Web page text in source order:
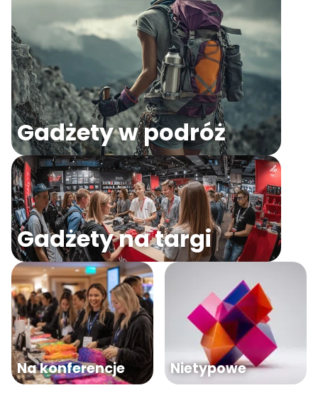
Gadżety w podróż
Gadżety na targi
Na konferencje Nietypowe